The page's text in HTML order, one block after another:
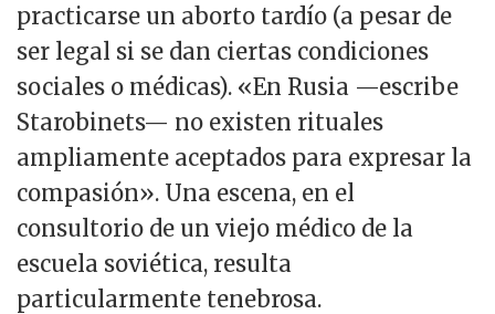
practicarse un aborto tardío (a pesar de
ser legal si se dan ciertas condiciones
sociales o médicas). «En Rusia —escribe
Starobinets— no existen rituales
ampliamente aceptados para expresar la
compasión». Una escena, en el
consultorio de un viejo médico de la
escuela soviética, resulta
particularmente tenebrosa.